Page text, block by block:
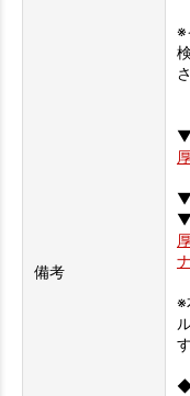
備考
※
▼
▼
▼
※
◆